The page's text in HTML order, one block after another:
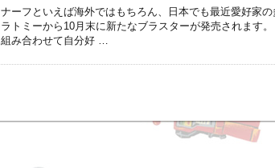
ナーフといえば海外ではもちろん、日本でも最近愛好家
ラトミーから10月末に新たなブラスターが発売されます
組み合わせて自分好 …